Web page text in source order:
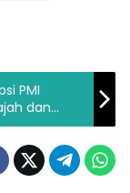
PMI
dan